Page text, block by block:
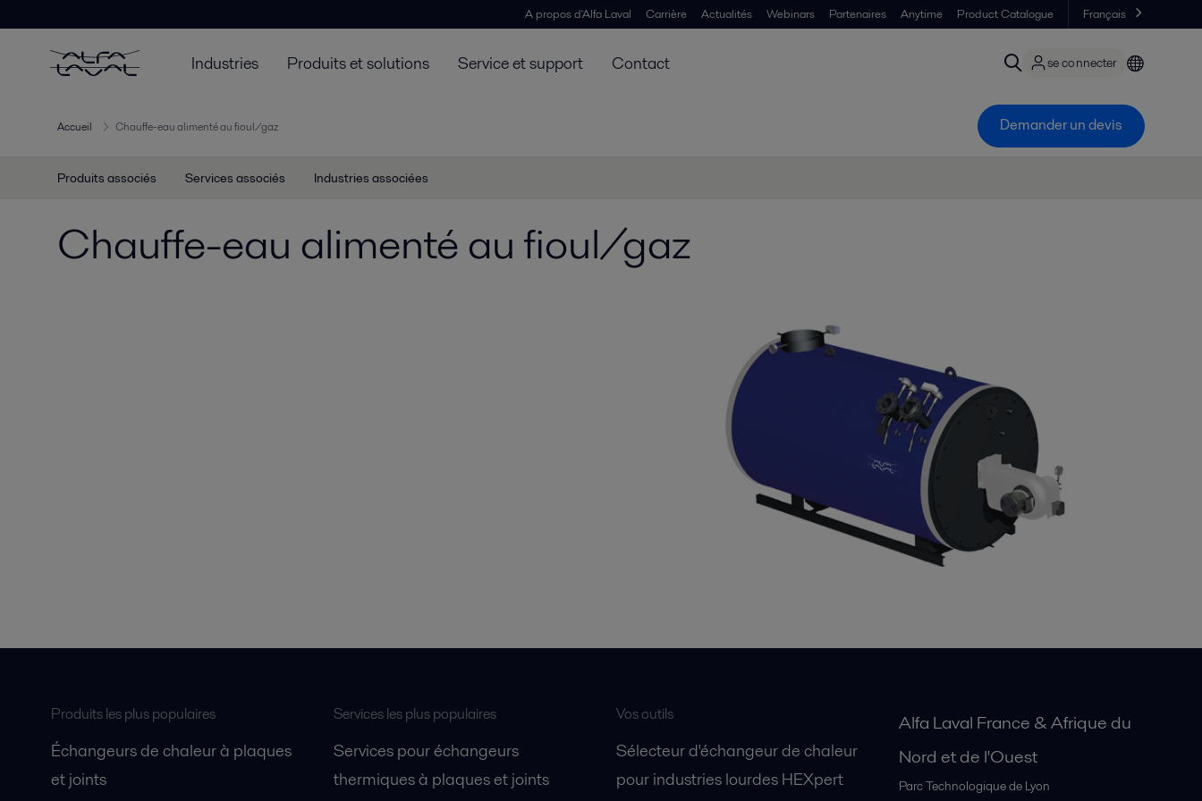
A propos d'Alfa Laval Carrière Actualités Webinars Partenaires Anytime Product Catalogue Français
Industries Produits et solutions Service et support Contact se connecter
Accueil Chauffe-eau alimenté au fioul/gaz Demander un devis
Produits associés Services associés Industries associées
Chauffe-eau alimenté au fioul/gaz
Produits les plus populaires
Échangeurs de chaleur à plaques
et joints
Services les plus populaires
Services pour échangeurs
thermiques à plaques et joints
Vos outils
Sélecteur d'échangeur de chaleur
pour industries lourdes HEXpert
Alfa Laval France & Afrique du
Nord et de l'Ouest
Parc Technologique de Lyon